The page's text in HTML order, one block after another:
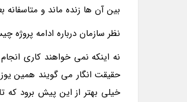
بین آن ها زنده ماند و
نظر سازمان درباره ادامه پروژه
نه اینکه نمی خواهند کاری
حقیقت انگار می گویند همین
خیلی بهتر از این پیش برود که